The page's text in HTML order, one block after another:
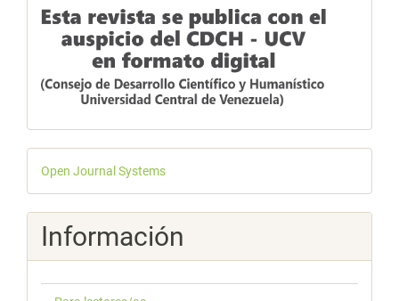
Desarrollado
por
Open Journal Systems
Información